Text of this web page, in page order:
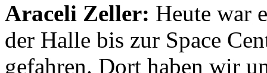
Araceli Zeller: Heute war
der Halle bis zur Space
gefahren. Dort haben wir